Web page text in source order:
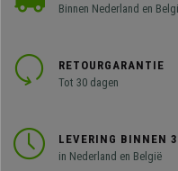
Binnen Nederland en
RETOURGARANTIE
Tot 30 dagen
LEVERING BINNEN
in Nederland en België